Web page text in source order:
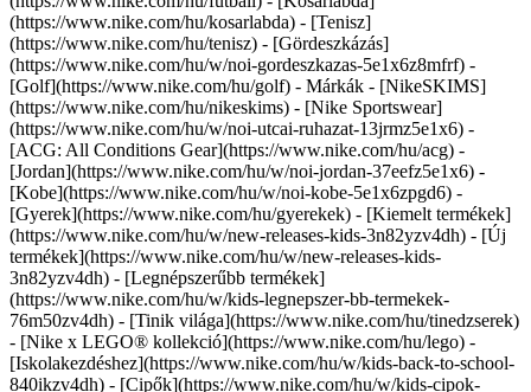
(https://www.nike.com/hu/kosarlabda) - [Tenisz]
(https://www.nike.com/hu/tenisz) - [Gördeszkázás]
(https://www.nike.com/hu/w/noi-gordeszkazas-5e1x6z8mfrf) -
[Golf](https://www.nike.com/hu/golf) - Márkák - [NikeSKIMS]
(https://www.nike.com/hu/nikeskims) - [Nike Sportswear]
(https://www.nike.com/hu/w/noi-utcai-ruhazat-13jrmz5e1x6) -
[ACG: All Conditions Gear](https://www.nike.com/hu/acg) -
[Jordan](https://www.nike.com/hu/w/noi-jordan-37eefz5e1x6) -
[Kobe](https://www.nike.com/hu/w/noi-kobe-5e1x6zpgd6) -
[Gyerek](https://www.nike.com/hu/gyerekek) - [Kiemelt termékek]
(https://www.nike.com/hu/w/new-releases-kids-3n82yzv4dh) - [Új
termékek](https://www.nike.com/hu/w/new-releases-kids-
3n82yzv4dh) - [Legnépszerűbb termékek]
(https://www.nike.com/hu/w/kids-legnepszer-bb-termekek-
76m50zv4dh) - [Tinik világa](https://www.nike.com/hu/tinedzserek)
- [Nike x LEGO® kollekció](https://www.nike.com/hu/lego) -
[Iskolakezdéshez](https://www.nike.com/hu/w/kids-back-to-school-
840ikzv4dh) - [Cipők](https://www.nike.com/hu/w/kids-cipok-